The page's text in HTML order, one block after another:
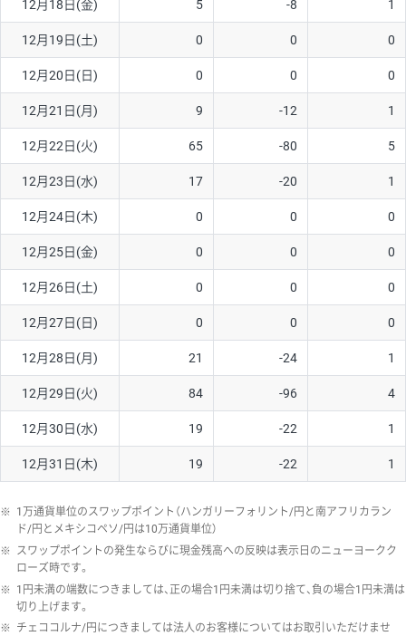
ソ/円は10万通貨単位。
12月18日(金) 5 -8 1
12月19日(土) 0 0 0
12月20日(日) 0 0 0
12月21日(月) 9 -12 1
12月22日(火) 65 -80 5
12月23日(水) 17 -20 1
12月24日(木) 0 0 0
12月25日(金) 0 0 0
12月26日(土) 0 0 0
12月27日(日) 0 0 0
12月28日(月) 21 -24 1
12月29日(火) 84 -96 4
12月30日(水) 19 -22 1
12月31日(木) 19 -22 1
※ 1万通貨単位のスワップポイント（ハンガリーフォリント/円と南アフリカラン
ド/円とメキシコペソ/円は10万通貨単位）
※ スワップポイントの発生ならびに現金残高への反映は表示日のニューヨークク
ローズ時です。
※ 1円未満の端数につきましては、正の場合1円未満は切り捨て、負の場合1円未満は
切り上げます。
※ チェココルナ/円につきましては法人のお客様についてはお取引いただけませ